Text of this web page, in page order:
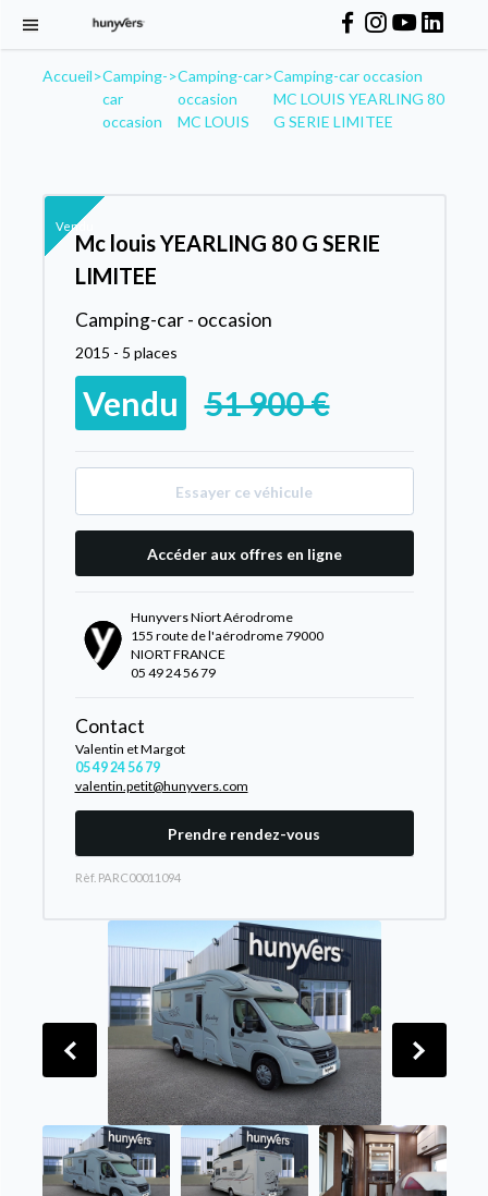
Accueil>Camping-
car
occasion
>Camping-car
occasion
MC LOUIS
>Camping-car occasion
MC LOUIS YEARLING 80
G SERIE LIMITEE
Vendu
Mc louis YEARLING 80 G SERIE
LIMITEE
Camping-car - occasion
2015 - 5 places
Vendu 51 900 €
Essayer ce véhicule
Accéder aux offres en ligne
Hunyvers Niort Aérodrome
155 route de l'aérodrome 79000
NIORT FRANCE
05 49 24 56 79
Contact
Valentin et Margot
05 49 24 56 79
valentin.petit@hunyvers.com
Prendre rendez-vous
Rèf. PARC00011094